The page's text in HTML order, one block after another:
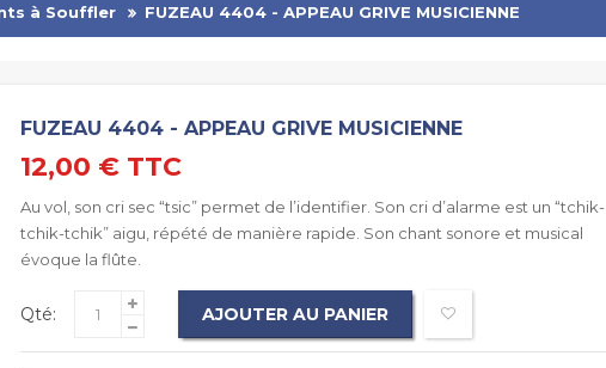
à Souffler FUZEAU 4404 - APPEAU GRIVE MUSICIENNE
FUZEAU 4404 - APPEAU GRIVE MUSICIENNE
12,00 € TTC
Au vol, son cri sec “tsic” permet de l’identifier. Son cri d’alarme est un “tchik-
tchik-tchik” aigu, répété de manière rapide. Son chant sonore et musical
évoque la flûte.
Qté: AJOUTER AU PANIER